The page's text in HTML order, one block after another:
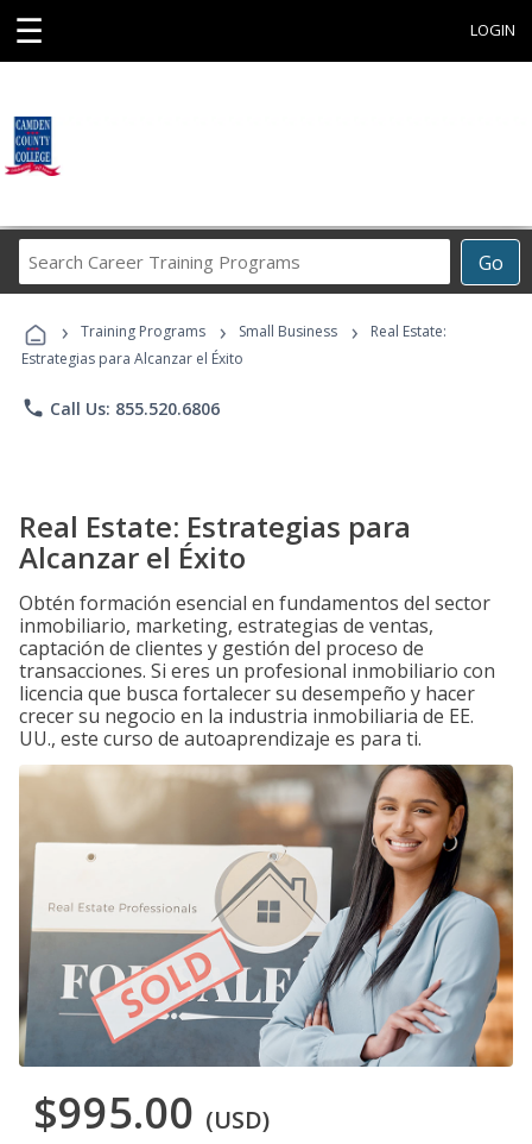
☰ LOGIN
Go
Career
Programs
› Training Programs › Small Business ›
Real Estate:
Estrategias para Alcanzar el Éxito
phone Call Us: 855.520.6806
Real Estate: Estrategias para
Alcanzar el Éxito
Obtén formación esencial en fundamentos del sector
inmobiliario, marketing, estrategias de ventas,
captación de clientes y gestión del proceso de
transacciones. Si eres un profesional inmobiliario con
licencia que busca fortalecer su desempeño y hacer
crecer su negocio en la industria inmobiliaria de EE.
UU., este curso de autoaprendizaje es para ti.
$995.00 (USD)